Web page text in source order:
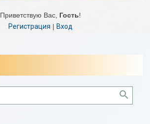
Приветствую Вас, Гость!
Регистрация | Вход